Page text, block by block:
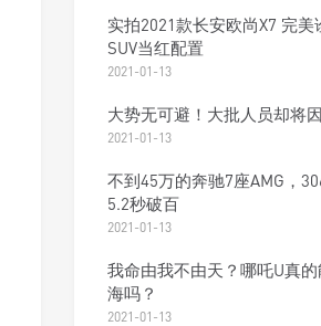
实拍2021款长安欧尚X7 完美
SUV当红配置
2021-01-13
大势无可避！大批人员却将
2021-01-13
不到45万的奔驰7座AMG，
5.2秒破百
2021-01-13
我命由我不由天？哪吒U真
海吗？
2021-01-13